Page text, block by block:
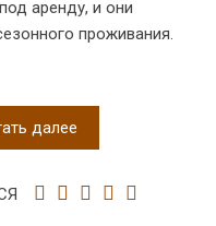
аренду, и они
проживания.
далее